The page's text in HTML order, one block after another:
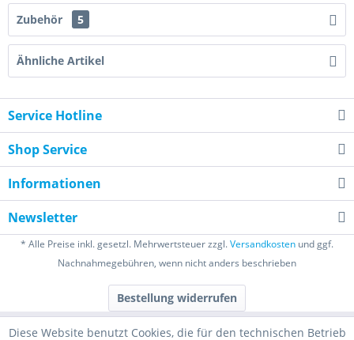
Zubehör 5
Ähnliche Artikel
Service Hotline
Shop Service
Informationen
Newsletter
* Alle Preise inkl. gesetzl. Mehrwertsteuer zzgl.Versandkosten und ggf.
Nachnahmegebühren, wenn nicht anders beschrieben
Bestellung widerrufen
Diese Website benutzt Cookies, die für den technischen Betrieb